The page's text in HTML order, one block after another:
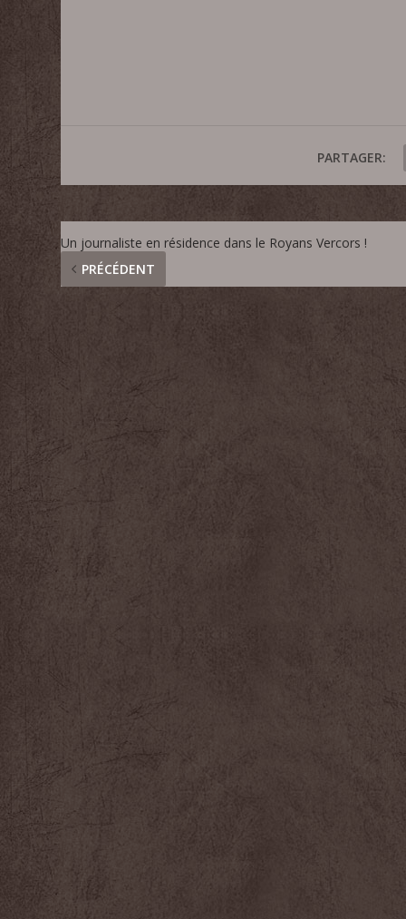
PARTAGER:
Un journaliste en résidence dans le Royans Vercors !
PRÉCÉDENT